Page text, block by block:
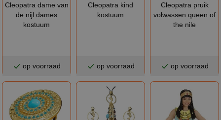
Cleopatra dame van
de nijl dames
kostuum
op voorraad
Cleopatra kind
kostuum
op voorraad
Cleopatra pruik
volwassen queen of
the nile
op voorraad